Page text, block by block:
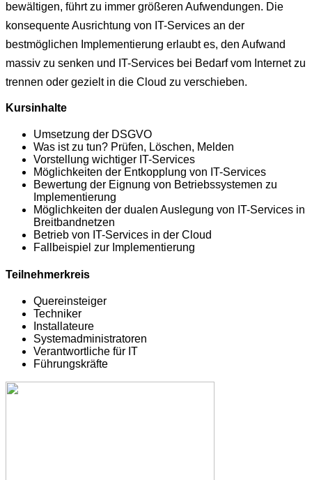
bewältigen, führt zu immer größeren Aufwendungen. Die
konsequente Ausrichtung von IT-Services an der
bestmöglichen Implementierung erlaubt es, den Aufwand
massiv zu senken und IT-Services bei Bedarf vom Internet zu
trennen oder gezielt in die Cloud zu verschieben.
Kursinhalte
Umsetzung der DSGVO
Was ist zu tun? Prüfen, Löschen, Melden
Vorstellung wichtiger IT-Services
Möglichkeiten der Entkopplung von IT-Services
Bewertung der Eignung von Betriebssystemen zu
Implementierung
Möglichkeiten der dualen Auslegung von IT-Services in
Breitbandnetzen
Betrieb von IT-Services in der Cloud
Fallbeispiel zur Implementierung
Teilnehmerkreis
Quereinsteiger
Techniker
Installateure
Systemadministratoren
Verantwortliche für IT
Führungskräfte